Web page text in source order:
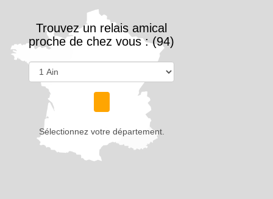
Trouvez un relais amical
proche de chez vous : (94)
Sélectionnez votre département.